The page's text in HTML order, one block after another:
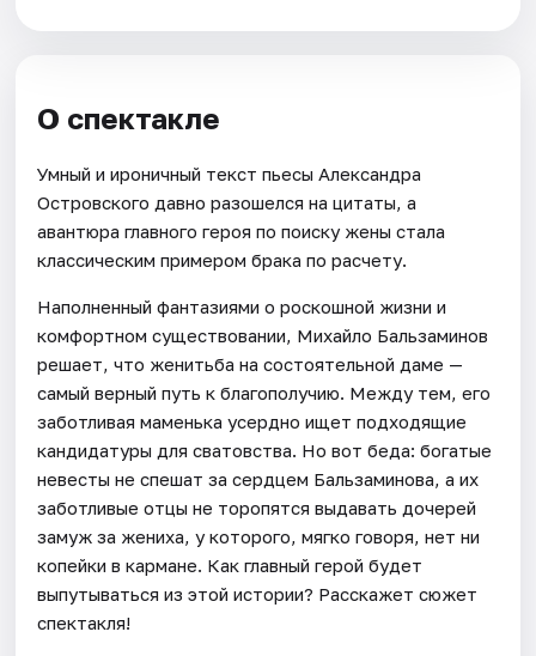
О спектакле
Умный и ироничный текст пьесы Александра
Островского давно разошелся на цитаты, а
авантюра главного героя по поиску жены стала
классическим примером брака по расчету.
Наполненный фантазиями о роскошной жизни и
комфортном существовании, Михайло Бальзаминов
решает, что женитьба на состоятельной даме —
самый верный путь к благополучию. Между тем, его
заботливая маменька усердно ищет подходящие
кандидатуры для сватовства. Но вот беда: богатые
невесты не спешат за сердцем Бальзаминова, а их
заботливые отцы не торопятся выдавать дочерей
замуж за жениха, у которого, мягко говоря, нет ни
копейки в кармане. Как главный герой будет
выпутываться из этой истории? Расскажет сюжет
спектакля!